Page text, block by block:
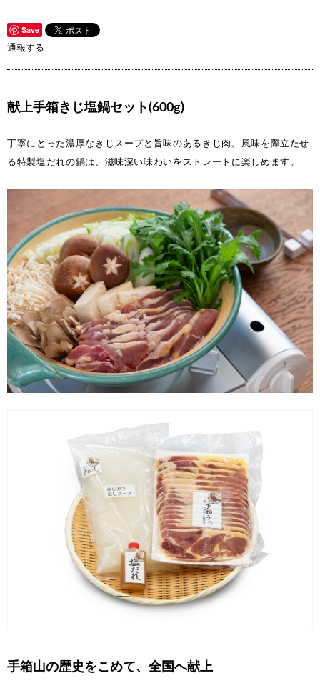
Save
通報する
献上手箱きじ塩鍋セット(600g)
丁寧にとった濃厚なきじスープと旨味のあるきじ肉。風味を際立たせ
る特製塩だれの鍋は、滋味深い味わいをストレートに楽しめます。
手箱山の歴史をこめて、全国へ献上